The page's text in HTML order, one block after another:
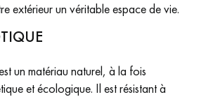
un devis gratuit !
extérieur un véritable espace de vie.
un matériau naturel, à la fois
et écologique. Il est résistant à